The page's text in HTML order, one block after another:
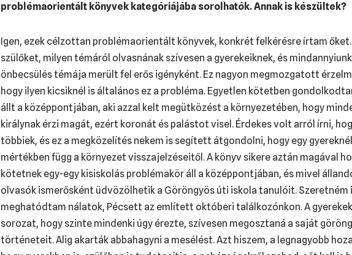
problémaorientált könyvek kategóriájába sorolhatók. Annak is készültek?
Igen, ezek célzottan problémaorientált könyvek, konkrét felkérésre írtam
szülőket, milyen témáról olvasnának szívesen a gyerekeiknek, és
önbecsülés témája merült fel erős igényként. Ez nagyon megmozgatott
hogy ilyen kicsiknél is általános ez a probléma. Egyetlen kötetben
állt a középpontjában, aki azzal kelt megütközést a környezetében, hogy
királynak érzi magát, ezért koronát és palástot visel. Érdekes volt arról írni,
többiek, és ez a megközelítés nekem is segített átgondolni, hogy egy
mértékben függ a környezet visszajelzéseitől. A könyv sikere aztán magával
kötetnek egy-egy kisiskolás problémakör áll a középpontjában, és mivel
olvasók ismerősként üdvözölhetik a Göröngyös úti iskola tanulóit.
meghatódtam nálatok, Pécsett az említett októberi találkozónkon. A
sorozat, hogy szinte mindenki úgy érezte, szívesen megosztaná a saját
történeteit. Alig akarták abbahagyni a mesélést. Azt hiszem, a legnagyobb